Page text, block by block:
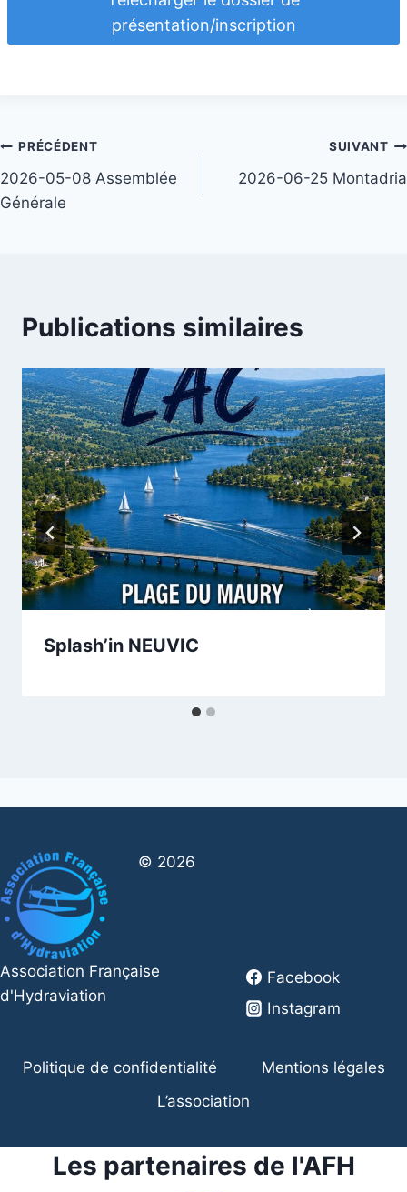
présentation/inscription
Navigation
de
PRÉCÉDENT
2026-05-08 Assemblée
Générale
SUIVANT
2026-06-25 Montadria
Publications similaires
Splash’in NEUVIC
© 2026
Association Française
d'Hydraviation
Facebook
Instagram
Politique de confidentialité
Mentions légales
L’association
Les partenaires de l'AFH